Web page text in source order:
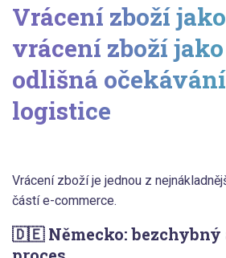
Vrácení zboží
vrácení zboží
odlišná
logistice
Vrácení zboží je jednou z
částí e-commerce.
🇩🇪 Německo: